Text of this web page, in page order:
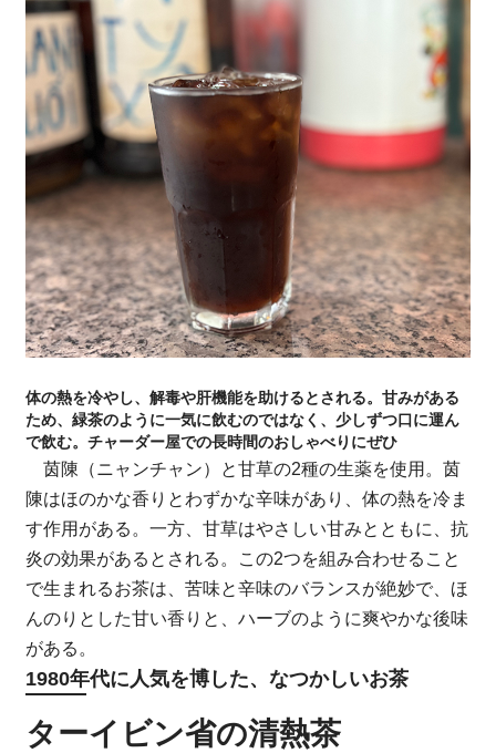
体の熱を冷やし、解毒や肝機能を助けるとされる。甘みがある
ため、緑茶のように一気に飲むのではなく、少しずつ口に運ん
で飲む。チャーダー屋での長時間のおしゃべりにぜひ
茵陳（ニャンチャン）と甘草の2種の生薬を使用。茵
陳はほのかな香りとわずかな辛味があり、体の熱を冷ま
す作用がある。一方、甘草はやさしい甘みとともに、抗
炎の効果があるとされる。この2つを組み合わせること
で生まれるお茶は、苦味と辛味のバランスが絶妙で、ほ
んのりとした甘い香りと、ハーブのように爽やかな後味
がある。
1980年代に人気を博した、なつかしいお茶
ターイビン省の清熱茶